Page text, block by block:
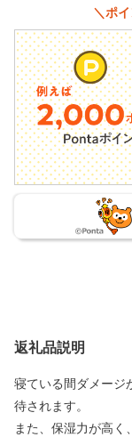
＼ポ
返礼品説明
寝ている間ダメージ
待されます。
また、保湿力が高く